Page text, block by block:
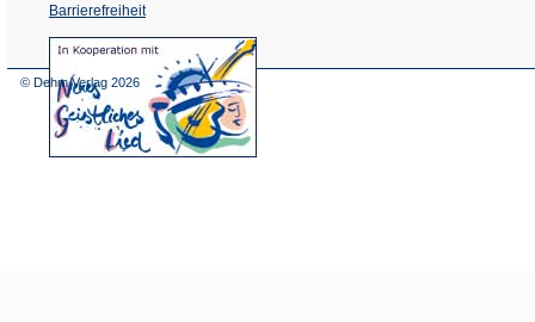
Barrierefreiheit
(Öffnet
in
© Dehm Verlag 2026